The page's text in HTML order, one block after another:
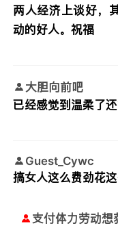
两人经济上谈好，
动的好人。祝福
大胆向前吧
已经感觉到温柔了
Guest_Cywc
搞女人这么费劲花
支付体力劳动想